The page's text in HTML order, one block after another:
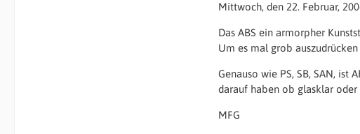
Mittwoch, den 22. Februar,
Das ABS ein armorpher
Um es mal grob
Genauso wie PS, SB, SAN,
darauf haben ob glasklar
MFG